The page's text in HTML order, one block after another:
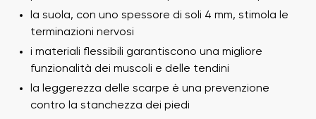
la suola, con uno spessore di soli 4 mm, stimola le
terminazioni nervosi
i materiali flessibili garantiscono una migliore
funzionalità dei muscoli e delle tendini
la leggerezza delle scarpe è una prevenzione
contro la stanchezza dei piedi